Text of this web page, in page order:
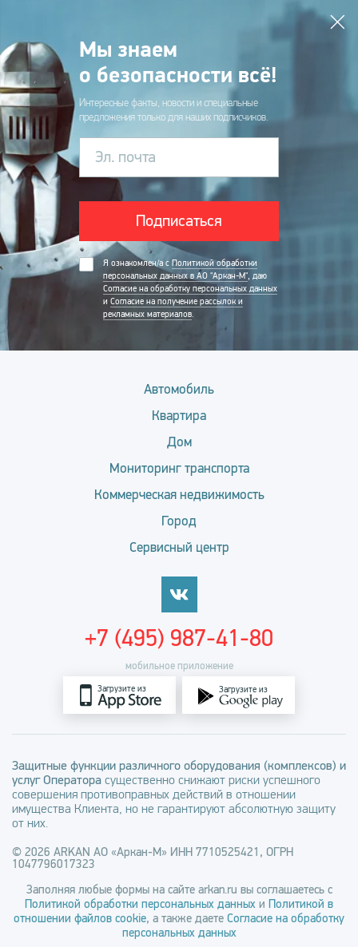
Мы знаем
о безопасности всё!
Интересные факты, новости и специальные
предложения только для наших подписчиков.
Эл. почта
Подписаться
Я ознакомлен/а с Политикой обработки
персональных данных в АО "Аркан-М", даю
Согласие на обработку персональных данных
и Согласие на получение рассылок и
рекламных материалов.
Автомобиль
Квартира
Дом
Мониторинг транспорта
Коммерческая недвижимость
Город
Сервисный центр
мобильное приложение
Загрузите из Загрузите из
+7 (495) 987-41-80
Защитные функции различного оборудования (комплексов) и
услуг Оператора существенно снижают риски успешного
совершения противоправных действий в отношении
имущества Клиента, но не гарантируют абсолютную защиту
от них.
© 2026 ARKAN АО «Аркан-М» ИНН 7710525421, ОГРН
1047796017323
Заполняя любые формы на сайте arkan.ru вы соглашаетесь с
Политикой обработки персональных данных и Политикой в
отношении файлов cookie, а также даете Согласие на обработку
персональных данных